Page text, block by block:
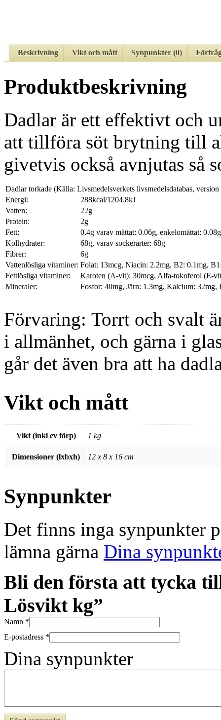
Beskrivning Vikt och mått Synpunkter (0)
Produktbeskrivning
Dadlar är ett effektivt och
att tillföra söt brytning till
givetvis också avnjutas så
Dadlar torkade (Källa: Livsmedelsverkets livsmedelsdatabas, version
Energi:
288kcal/1204.8kJ
Vatten:
22g
Protein:
2g
Fett:
0.4g varav mättat: 0.06g, enkelomättat:
Kolhydrater:
68g, varav sockerarter: 68g
Fibrer:
6g
Vattenlösliga vitaminer: Folat: 13mcg, Niacin: 2.2mg, B2: 0.1mg,
Fettlösliga vitaminer:
Karoten (A-vit): 30mcg, Alfa-tokoferol (E-
Mineraler:
Fosfor: 40mg, Järn: 1.3mg, Kalcium:
Förvaring: Torrt och svalt
i allmänhet, och gärna i
går det även bra att ha
Vikt och mått
Vikt (inkl ev förp) 1 kg
Dimensioner (lxbxh) 12 x 8 x 16 cm
Synpunkter
Det finns inga synpunkter
lämna gärna Dina
Bli den första att tycka
Lösvikt kg”
Namn *
E-postadress *
Dina synpunkter